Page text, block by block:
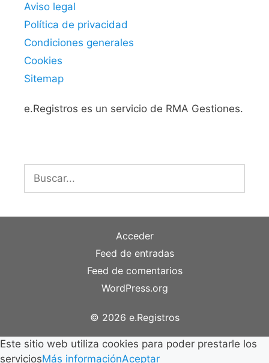
Aviso legal
Política de privacidad
Condiciones generales
Cookies
Sitemap
e.Registros es un servicio de RMA Gestiones.
Buscar:
Acceder
Feed de entradas
Feed de comentarios
WordPress.org
© 2026 e.Registros
Este sitio web utiliza cookies para poder prestarle los
serviciosMás informaciónAceptar